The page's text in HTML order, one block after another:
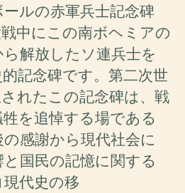
ルの赤軍兵士記念碑
中にこの南ボヘミアの
解放したソ連兵士を
記念碑です。第二次世
れたこの記念碑は、戦
を追悼する場である
感謝から現代社会に
国民の記憶に関する
代史の移